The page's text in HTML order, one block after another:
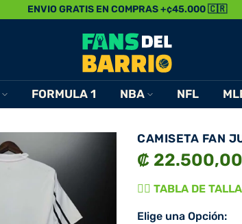
ENVIO GRATIS EN COMPRAS +¢45.000 🇨🇷
FORMULA 1 NBA NFL
CAMISETA FAN
₡ 22.500,00
👉🏾 TABLA DE
Elige una Opción: